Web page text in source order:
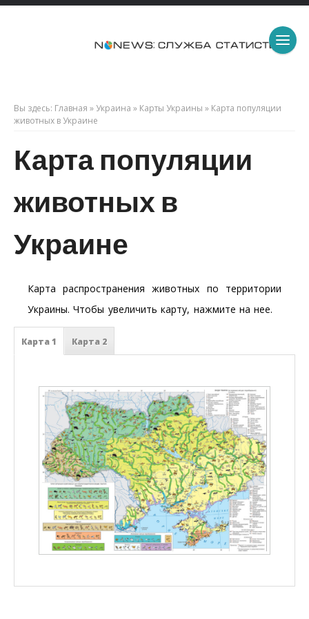
Вы здесь: Главная » Украина » Карты Украины » Карта популяции
животных в Украине
Карта популяции
животных в
Украине
Карта распространения животных по территории
Украины. Чтобы увеличить карту, нажмите на нее.
Карта 1 Карта 2